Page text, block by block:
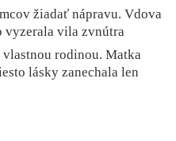
žiadať nápravu. Vdova
vyzerala vila zvnútra
vlastnou rodinou. Matka
lásky zanechala len